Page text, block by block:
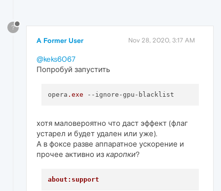
?
A Former User Nov 28, 2020, 3:17 AM
@keks6067
Попробуй запустить
opera .exe --ignore-gpu-blacklist
хотя маловероятно что даст эффект (флаг
устарел и будет удален или уже).
А в фоксе разве аппаратное ускорение и
прочее активно из каропки?
about:support